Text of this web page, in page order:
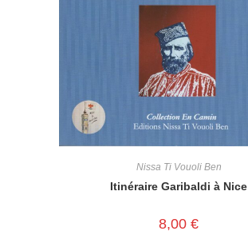
Nissa Ti Vouoli Ben
Itinéraire Garibaldi à Nice
8,00 €